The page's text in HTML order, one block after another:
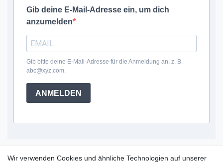
Gib deine E-Mail-Adresse ein, um dich
anzumelden
Gib bitte deine E-Mail-Adresse für die Anmeldung an, z. B.
abc@xyz.com.
ANMELDEN
Service Hotline
Wir verwenden Cookies und ähnliche Technologien auf unserer